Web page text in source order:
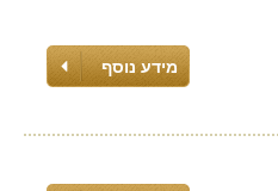
מידע נוסף